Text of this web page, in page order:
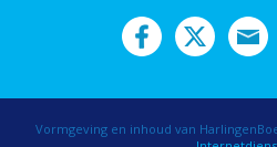
Vormgeving en inhoud van